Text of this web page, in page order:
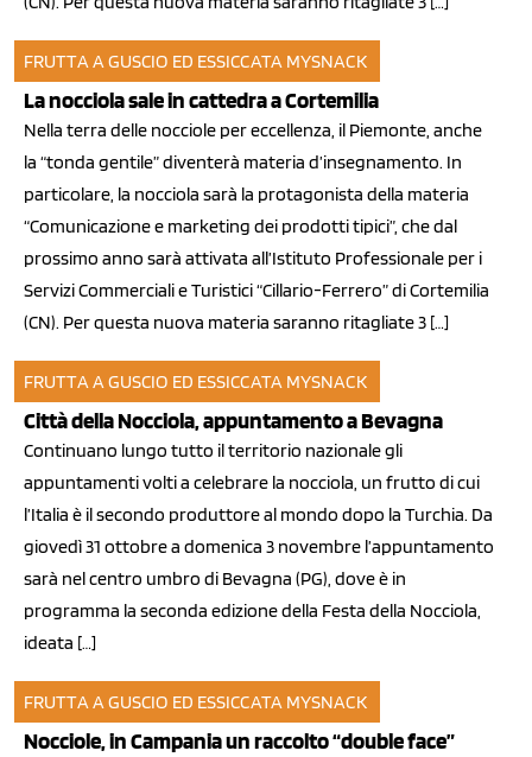
FRUTTA A GUSCIO ED ESSICCATA MYSNACK
18 nov 2013
La nocciola sale in cattedra a Cortemilia
Nella terra delle nocciole per eccellenza, il Piemonte, anche
la “tonda gentile” diventerà materia d’insegnamento. In
particolare, la nocciola sarà la protagonista della materia
“Comunicazione e marketing dei prodotti tipici”, che dal
prossimo anno sarà attivata all’Istituto Professionale per i
Servizi Commerciali e Turistici “Cillario-Ferrero” di Cortemilia
(CN). Per questa nuova materia saranno ritagliate 3 […]
FRUTTA A GUSCIO ED ESSICCATA MYSNACK
23 ott 2013
Città della Nocciola, appuntamento a Bevagna
Continuano lungo tutto il territorio nazionale gli
appuntamenti volti a celebrare la nocciola, un frutto di cui
l’Italia è il secondo produttore al mondo dopo la Turchia. Da
giovedì 31 ottobre a domenica 3 novembre l’appuntamento
sarà nel centro umbro di Bevagna (PG), dove è in
programma la seconda edizione della Festa della Nocciola,
ideata […]
FRUTTA A GUSCIO ED ESSICCATA MYSNACK
20 set 2013
Nocciole, in Campania un raccolto “double face”